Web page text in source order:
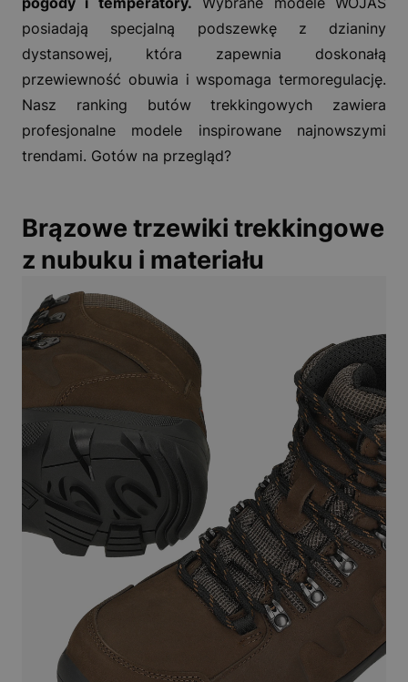
posiadają specjalną podszewkę z dzianiny
dystansowej, która zapewnia doskonałą
przewiewność obuwia i wspomaga termoregulację.
Nasz ranking butów trekkingowych zawiera
profesjonalne modele inspirowane najnowszymi
trendami. Gotów na przegląd?
Brązowe trzewiki trekkingowe
z nubuku i materiału